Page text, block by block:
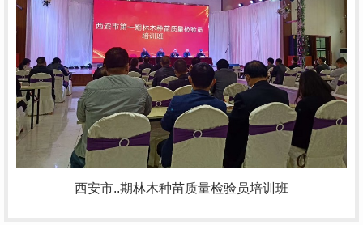
西安市..期林木种苗质量检验员培训班